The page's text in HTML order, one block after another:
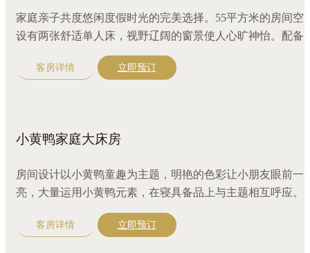
家庭亲子共度悠闲度假时光的完美选择。55平方米的房间空
设有两张舒适单人床，视野辽阔的窗景使人心旷神怡。配备
发，三区分离盥洗室。
客房详情 立即预订
小黄鸭家庭大床房
房间设计以小黄鸭童趣为主题，明艳的色彩让小朋友眼前一
亮，大量运用小黄鸭元素，在寝具备品上与主题相互呼应。
野辽阔的窗景使人心旷神怡，墙上的布景与涂鸦，让孩子的
富想象力与创造力自由发挥。充满童趣的小黄鸭，等待陪伴
客房详情 立即预订